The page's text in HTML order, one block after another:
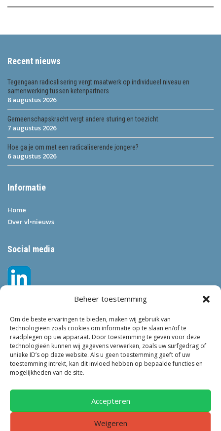
Beheer toestemming
Om de beste ervaringen te bieden, maken wij gebruik van
technologieën zoals cookies om informatie op te slaan en/of te
raadplegen op uw apparaat. Door toestemming te geven voor deze
technologieën kunnen wij gegevens verwerken, zoals uw surfgedrag of
unieke ID’s op deze website. Als u geen toestemming geeft of uw
toestemming intrekt, kan dit invloed hebben op bepaalde functies en
mogelijkheden van de site.
Accepteren
Weigeren
Recent nieuws
Tegengaan radicalisering vergt maatwerk op individueel niveau en
samenwerking tussen ketenpartners
8 augustus 2026
Gemeenschapskracht vergt andere sturing en toezicht
7 augustus 2026
Hoe ga je om met een radicaliserende jongere?
6 augustus 2026
Informatie
Home
Over vl•nieuws
Social media
Tags
VEILIGHEID LEEFBAARHEID
OM KINDEREN
ONDERMIJNING